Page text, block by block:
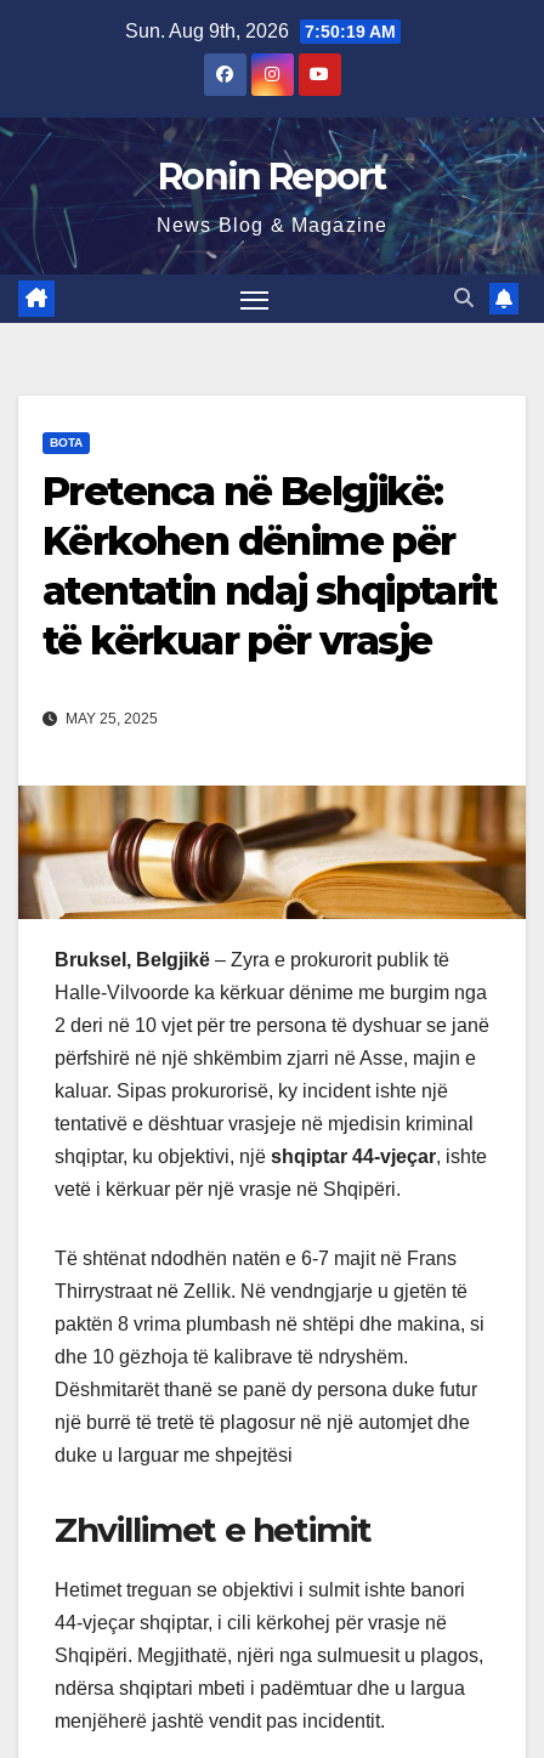
Sun. Aug 9th, 2026 7:50:21 AM
Ronin Report
News Blog & Magazine
BOTA
Pretenca në Belgjikë:
Kërkohen dënime për
atentatin ndaj shqiptarit
të kërkuar për vrasje
MAY 25, 2025
Bruksel, Belgjikë – Zyra e prokurorit publik të
Halle-Vilvoorde ka kërkuar dënime me burgim nga
2 deri në 10 vjet për tre persona të dyshuar se janë
përfshirë në një shkëmbim zjarri në Asse, majin e
kaluar. Sipas prokurorisë, ky incident ishte një
tentativë e dështuar vrasjeje në mjedisin kriminal
shqiptar, ku objektivi, një shqiptar 44-vjeçar, ishte
vetë i kërkuar për një vrasje në Shqipëri.
Të shtënat ndodhën natën e 6-7 majit në Frans
Thirrystraat në Zellik. Në vendngjarje u gjetën të
paktën 8 vrima plumbash në shtëpi dhe makina, si
dhe 10 gëzhoja të kalibrave të ndryshëm.
Dëshmitarët thanë se panë dy persona duke futur
një burrë të tretë të plagosur në një automjet dhe
duke u larguar me shpejtësi
Zhvillimet e hetimit
Hetimet treguan se objektivi i sulmit ishte banori
44-vjeçar shqiptar, i cili kërkohej për vrasje në
Shqipëri. Megjithatë, njëri nga sulmuesit u plagos,
ndërsa shqiptari mbeti i padëmtuar dhe u largua
menjëherë jashtë vendit pas incidentit.